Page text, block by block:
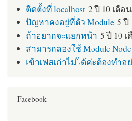
ติดตั้งที่ localhost 2 ปี 10 เดือ
ปัญหาคงอยู่ที่ตัว Module 5 ปี
ถ้าอยากจะแยกหน้า 5 ปี 10
สามารถลองใช้ Module Node
เข้าเฟสเก่าไม่ได้ค่ะต้องทำอย่
Facebook